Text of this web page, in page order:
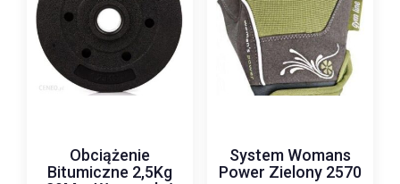
Obciążenie
Bitumiczne 2,5Kg
System Womans
Power Zielony 2570